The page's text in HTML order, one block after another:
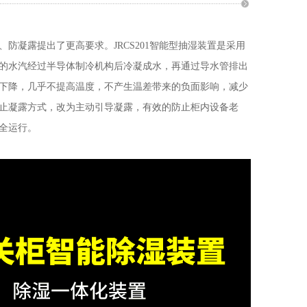
凝露提出了更高要求。JRCS201智能型抽湿装置是采用
水汽经过半导体制冷机构后冷凝成水，再通过导水管排出
降，几乎不提高温度，不产生温差带来的负面影响，减少
凝露方式，改为主动引导凝露，有效的防止柜内设备老
运行。